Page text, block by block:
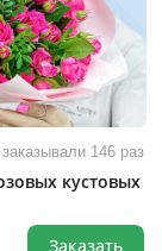
заказывали 146 раз
кустовых
Заказать